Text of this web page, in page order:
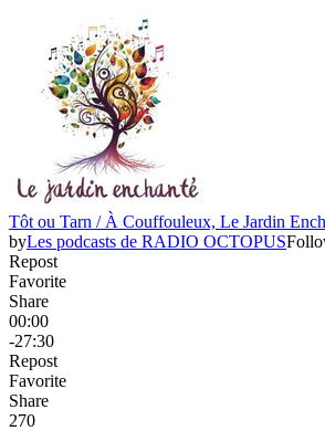
Tôt ou Tarn / À Couffouleux, Le Jardin
byLes podcasts de RADIO OCTOPUS
Repost
Favorite
Share
00:00
-27:30
Repost
Favorite
Share
270